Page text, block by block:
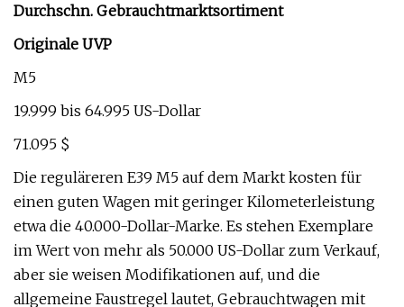
Durchschn. Gebrauchtmarktsortiment
Originale UVP
M5
19.999 bis 64.995 US-Dollar
71.095 $
Die reguläreren E39 M5 auf dem Markt kosten für
einen guten Wagen mit geringer Kilometerleistung
etwa die 40.000-Dollar-Marke. Es stehen Exemplare
im Wert von mehr als 50.000 US-Dollar zum Verkauf,
aber sie weisen Modifikationen auf, und die
allgemeine Faustregel lautet, Gebrauchtwagen mit